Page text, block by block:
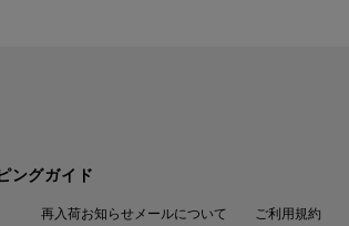
ングガイド
再入荷お知らせメールについて ご利用規約